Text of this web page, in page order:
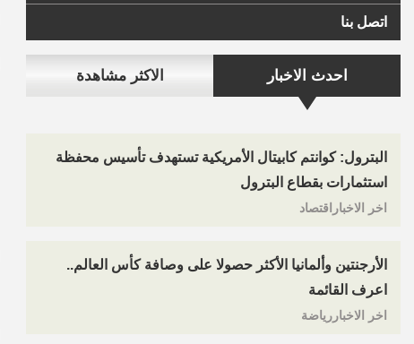
اتصل بنا
احدث الاخبار الاكثر مشاهدة
البترول: كوانتم كابيتال الأمريكية تستهدف تأسيس محفظة
استثمارات بقطاع البترول
اخر الاخباراقتصاد
الأرجنتين وألمانيا الأكثر حصولا على وصافة كأس العالم..
اعرف القائمة
اخر الاخباررياضة